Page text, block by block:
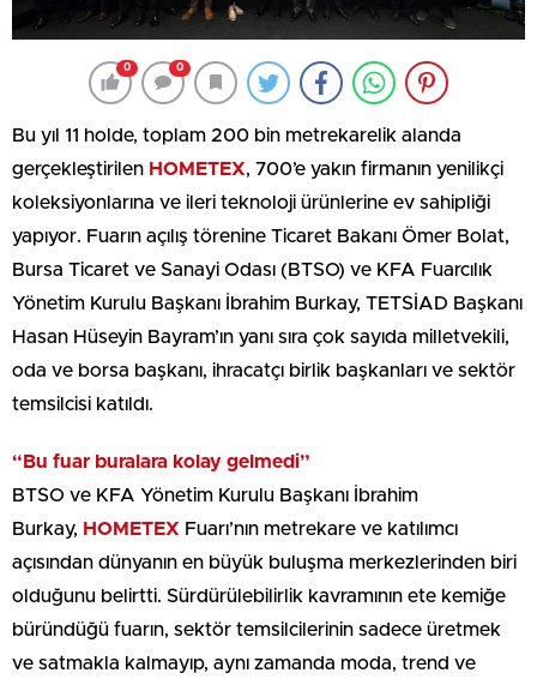
0 0
Bu yıl 11 holde, toplam 200 bin metrekarelik alanda
gerçekleştirilen HOMETEX, 700’e yakın firmanın yenilikçi
koleksiyonlarına ve ileri teknoloji ürünlerine ev sahipliği
yapıyor. Fuarın açılış törenine Ticaret Bakanı Ömer Bolat,
Bursa Ticaret ve Sanayi Odası (BTSO) ve KFA Fuarcılık
Yönetim Kurulu Başkanı İbrahim Burkay, TETSİAD Başkanı
Hasan Hüseyin Bayram’ın yanı sıra çok sayıda milletvekili,
oda ve borsa başkanı, ihracatçı birlik başkanları ve sektör
temsilcisi katıldı.
“Bu fuar buralara kolay gelmedi”
BTSO ve KFA Yönetim Kurulu Başkanı İbrahim
Burkay, HOMETEX Fuarı’nın metrekare ve katılımcı
açısından dünyanın en büyük buluşma merkezlerinden biri
olduğunu belirtti. Sürdürülebilirlik kavramının ete kemiğe
büründüğü fuarın, sektör temsilcilerinin sadece üretmek
ve satmakla kalmayıp, aynı zamanda moda, trend ve